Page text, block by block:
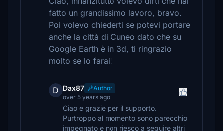
fatto un grandissimo lavoro, bravo.
Poi volevo chiederti se potevi portare
anche la città di Cuneo dato che su
Google Earth è in 3d, ti ringrazio
molto se lo farai!
D Dax87
Author
over 5 years ago
Ciao e grazie per il supporto.
Purtroppo al momento sono parecchio
impegnato e non riesco a seguire altri